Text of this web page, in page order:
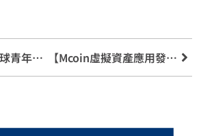
【SDGs論壇】全球青年領袖計畫 UN-SDGs（沖繩）訓練營與論壇 【Mcoin虛擬資產應用發表】FINTECH TAIPEI 2024